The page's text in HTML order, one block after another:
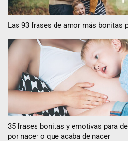
Las 93 frases de amor más bonitas
35 frases bonitas y emotivas para
por nacer o que acaba de nacer